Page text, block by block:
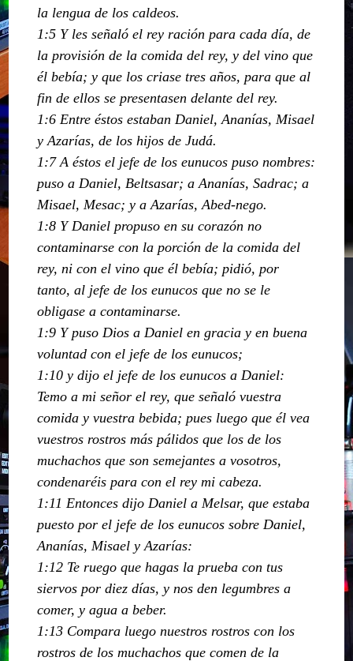
la lengua de los caldeos.
1:5 Y les señaló el rey ración para cada día, de
la provisión de la comida del rey, y del vino que
él bebía; y que los criase tres años, para que al
fin de ellos se presentasen delante del rey.
1:6 Entre éstos estaban Daniel, Ananías, Misael
y Azarías, de los hijos de Judá.
1:7 A éstos el jefe de los eunucos puso nombres:
puso a Daniel, Beltsasar; a Ananías, Sadrac; a
Misael, Mesac; y a Azarías, Abed-nego.
1:8 Y Daniel propuso en su corazón no
contaminarse con la porción de la comida del
rey, ni con el vino que él bebía; pidió, por
tanto, al jefe de los eunucos que no se le
obligase a contaminarse.
1:9 Y puso Dios a Daniel en gracia y en buena
voluntad con el jefe de los eunucos;
1:10 y dijo el jefe de los eunucos a Daniel:
Temo a mi señor el rey, que señaló vuestra
comida y vuestra bebida; pues luego que él vea
vuestros rostros más pálidos que los de los
muchachos que son semejantes a vosotros,
condenaréis para con el rey mi cabeza.
1:11 Entonces dijo Daniel a Melsar, que estaba
puesto por el jefe de los eunucos sobre Daniel,
Ananías, Misael y Azarías:
1:12 Te ruego que hagas la prueba con tus
siervos por diez días, y nos den legumbres a
comer, y agua a beber.
1:13 Compara luego nuestros rostros con los
rostros de los muchachos que comen de la